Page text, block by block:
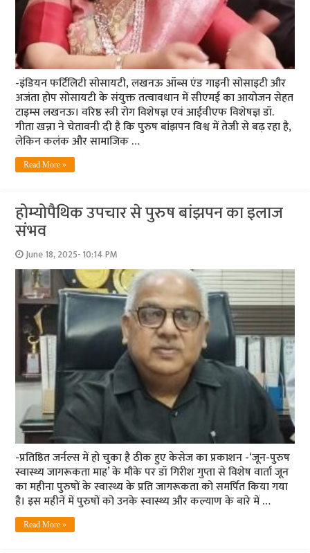
-इंडियन फर्टिलिटी सोसायटी, लखनऊ ऑब्स एंड गाइनी सोसाइटी और
अजंता होप सोसायटी के संयुक्त तत्वावधान में सीएमई का आयोजन सेहत
टाइम्स लखनऊ। वरिष्ठ स्त्री रोग विशेषज्ञ एवं आईवीएफ विशेषज्ञ डॉ.
गीता खन्ना ने चेतावनी दी है कि पुरुष बांझपन विश्व में तेजी से बढ़ रहा है,
लेकिन कलंक और सामाजिक …
Read More »
होम्योपैथिक उपचार से पुरुष बांझपन का इलाज
संभव
June 18, 2025- 10:14 PM
-प्रतिष्ठित जर्नल्स में हो चुका है ठीक हुए केसेज का प्रकाशन -‘जून-पुरुष
स्वास्थ्य जागरूकता माह’ के मौके पर डॉ गिरीश गुप्ता से विशेष वार्ता जून
का महीना पुरुषों के स्वास्थ्य के प्रति जागरूकता को समर्पित किया गया
है। इस महीनें में पुरुषों को उनके स्वास्थ्य और कल्याण के बारे में …
Read More »